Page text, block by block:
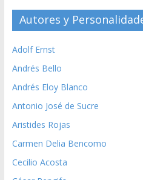
Autores y
Adolf Ernst
Andrés Bello
Andrés Eloy Blanco
Antonio José de Sucre
Aristides Rojas
Carmen Delia Bencomo
Cecilio Acosta